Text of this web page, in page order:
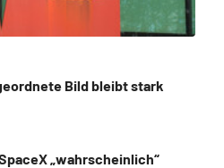
Bild bleibt stark
„wahrscheinlich“